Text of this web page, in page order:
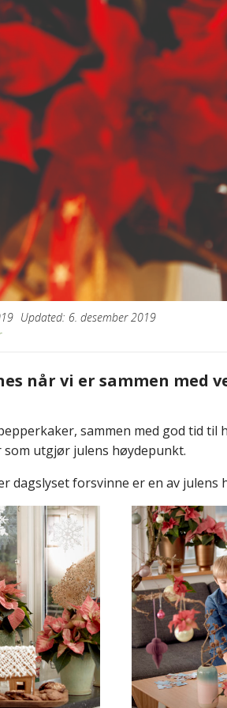
Updated: 6. desember 2019
når vi er sammen
sammen med god tid
utgjør julens høydepunkt.
dagslyset forsvinne er en av